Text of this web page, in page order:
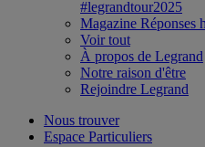
#legrandtour2025
Magazine Réponses
Voir tout
À propos de Legrand
Notre raison d'être
Rejoindre Legrand
Nous trouver
Espace Particuliers